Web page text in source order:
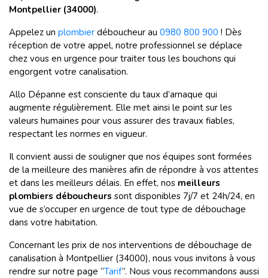
Montpellier (34000).
Appelez un plombier déboucheur au 0980 800 900 ! Dès
réception de votre appel, notre professionnel se déplace
chez vous en urgence pour traiter tous les bouchons qui
engorgent votre canalisation.
Allo Dépanne est consciente du taux d’arnaque qui
augmente régulièrement. Elle met ainsi le point sur les
valeurs humaines pour vous assurer des travaux fiables,
respectant les normes en vigueur.
Il convient aussi de souligner que nos équipes sont formées
de la meilleure des manières afin de répondre à vos attentes
et dans les meilleurs délais. En effet, nos meilleurs
plombiers déboucheurs sont disponibles 7j/7 et 24h/24, en
vue de s’occuper en urgence de tout type de débouchage
dans votre habitation.
Concernant les prix de nos interventions de débouchage de
canalisation à Montpellier (34000), nous vous invitons à vous
rendre sur notre page “Tarif”. Nous vous recommandons aussi